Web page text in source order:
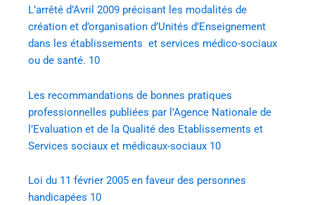
L’arrêté d’Avril 2009 précisant les modalités de
création et d’organisation d’Unités d’Enseignement
dans les établissements et services médico-sociaux
ou de santé. 10
Les recommandations de bonnes pratiques
professionnelles publiées par l’Agence Nationale de
l’Evaluation et de la Qualité des Etablissements et
Services sociaux et médicaux-sociaux 10
Loi du 11 février 2005 en faveur des personnes
handicapées 10